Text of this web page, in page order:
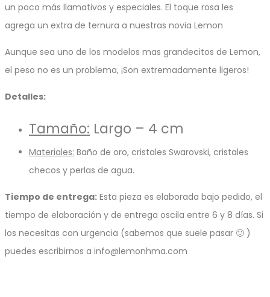
un poco más llamativos y especiales. El toque rosa les
agrega un extra de ternura a nuestras novia Lemon
Aunque sea uno de los modelos mas grandecitos de Lemon,
el peso no es un problema, ¡Son extremadamente ligeros!
Detalles:
Tamaño: Largo – 4 cm
Materiales: Baño de oro, cristales Swarovski, cristales
checos y perlas de agua.
Tiempo de entrega: Esta pieza es elaborada bajo pedido, el
tiempo de elaboración y de entrega oscila entre 6 y 8 días. Si
los necesitas con urgencia (sabemos que suele pasar 🙂 )
puedes escribirnos a info@lemonhma.com